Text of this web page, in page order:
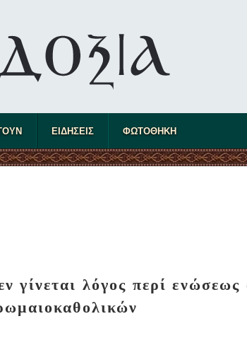
ΕΙΔΗΣΕΙΣ ΦΩΤΟΘΗΚΗ
γίνεται λόγος περί ενώσεως